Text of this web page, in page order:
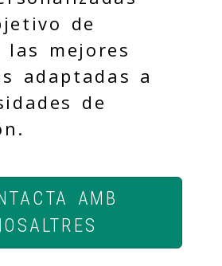
de
mejores
adaptadas a
de
AMB